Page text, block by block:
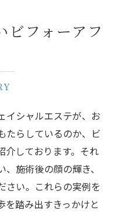
ビフォーアフ
イシャルエステが、お
たらしているのか、ビ
介しております。それ
施術後の顔の輝き、
さい。これらの実例を
を踏み出すきっかけと